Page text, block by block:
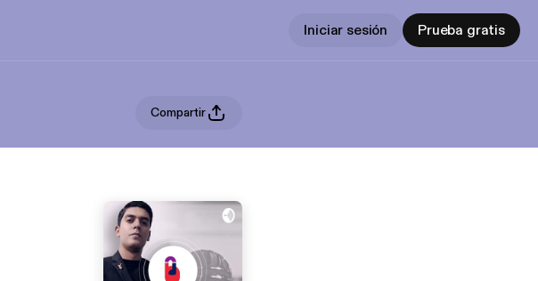
Iniciar sesión Prueba gratis
Compartir